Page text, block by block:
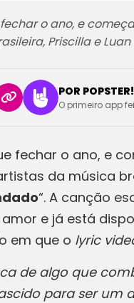
o ano, e
Priscilla e
POR POPSTER!
O primeiro app
fechar o ano, e
da música
“. A canção
e já está
em que o lyric
de algo que
para ser um